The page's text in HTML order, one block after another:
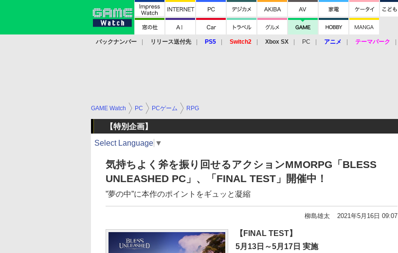
バックナンバー リリース送付先 PS5 Switch2 Xbox SX PC アニメ テーマパーク
GAME Watch PC PCゲーム RPG
【特別企画】
Select Language ▼
気持ちよく斧を振り回せるアクションMMORPG「BLESS
UNLEASHED PC」、「FINAL TEST」開催中！
”夢の中”に本作のポイントをギュッと凝縮
柳島雄太 2021年5月16日 09:07
【FINAL TEST】
5月13日～5月17日 実施